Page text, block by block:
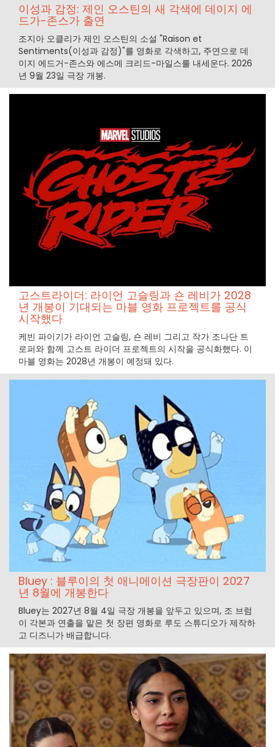
이성과 감정: 제인 오스틴의 새 각색에 데이지 에
드가-존스가 출연
조지아 오클리가 제인 오스틴의 소설 "Raison et
Sentiments(이성과 감정)"를 영화로 각색하고, 주연으로 데
이지 에드거-존스와 에스메 크리드-마일스를 내세운다. 2026
년 9월 23일 극장 개봉.
고스트라이더: 라이언 고슬링과 숀 레비가 2028
년 개봉이 기대되는 마블 영화 프로젝트를 공식
시작했다
케빈 파이기가 라이언 고슬링, 숀 레비 그리고 작가 조나단 트
로퍼와 함께 고스트 라이더 프로젝트의 시작을 공식화했다. 이
마블 영화는 2028년 개봉이 예정돼 있다.
Bluey : 블루이의 첫 애니메이션 극장판이 2027
년 8월에 개봉한다
Bluey는 2027년 8월 4일 극장 개봉을 앞두고 있으며, 조 브럼
이 각본과 연출을 맡은 첫 장편 영화로 루도 스튜디오가 제작하
고 디즈니가 배급합니다.